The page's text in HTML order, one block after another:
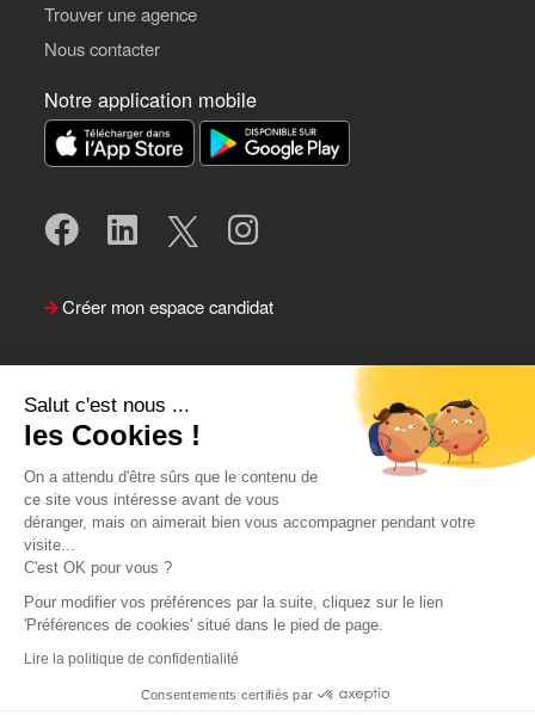
Salut c'est nous ...
les Cookies !
On a attendu d'être sûrs que le contenu de
ce site vous intéresse avant de vous
déranger, mais on aimerait bien vous accompagner pendant votre
visite...
C'est OK pour vous ?
Pour modifier vos préférences par la suite, cliquez sur le lien
'Préférences de cookies' situé dans le pied de page.
Lire la politique de confidentialité
Consentements certifiés par
Trouver une agence
Nous contacter
Notre application mobile
Créer mon espace candidat